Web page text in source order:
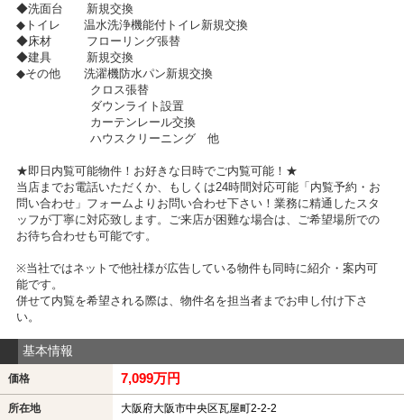
◆洗面台 新規交換
◆トイレ 温水洗浄機能付トイレ新規交換
◆床材 フローリング張替
◆建具 新規交換
◆その他 洗濯機防水パン新規交換
クロス張替
ダウンライト設置
カーテンレール交換
ハウスクリーニング 他
★即日内覧可能物件！お好きな日時でご内覧可能！★
当店までお電話いただくか、もしくは24時間対応可能「内覧予約・お
問い合わせ」フォームよりお問い合わせ下さい！業務に精通したスタ
ッフが丁寧に対応致します。ご来店が困難な場合は、ご希望場所での
お待ち合わせも可能です。
※当社ではネットで他社様が広告している物件も同時に紹介・案内可
能です。
併せて内覧を希望される際は、物件名を担当者までお申し付け下さ
い。
基本情報
価格 7,099万円
所在地 大阪府大阪市中央区瓦屋町2-2-2